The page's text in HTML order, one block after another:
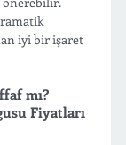
iyi bir işaret
mı?
Fiyatları